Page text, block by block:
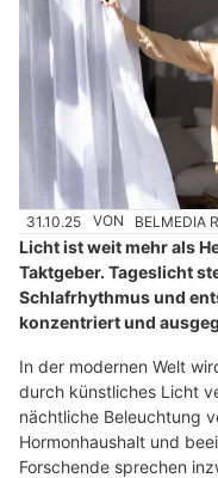
31.10.25 VON BELMEDIA
Licht ist weit mehr als
Taktgeber. Tageslicht
Schlafrhythmus und
konzentriert und
In der modernen Welt
durch künstliches Licht
nächtliche Beleuchtung
Hormonhaushalt und
Forschende sprechen